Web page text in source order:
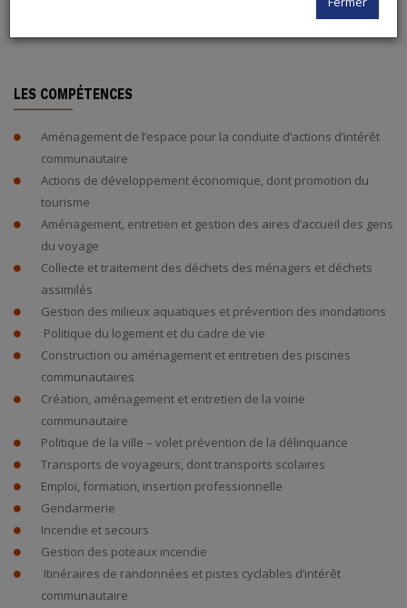
LES COMPÉTENCES
Aménagement de l’espace pour la conduite d’actions d’intérêt
communautaire
Actions de développement économique, dont promotion du
tourisme
Aménagement, entretien et gestion des aires d’accueil des gens
du voyage
Collecte et traitement des déchets des ménagers et déchets
assimilés
Gestion des milieux aquatiques et prévention des inondations
Politique du logement et du cadre de vie
Construction ou aménagement et entretien des piscines
communautaires
Création, aménagement et entretien de la voirie
communautaire
Politique de la ville – volet prévention de la délinquance
Transports de voyageurs, dont transports scolaires
Emploi, formation, insertion professionnelle
Gendarmerie
Incendie et secours
Gestion des poteaux incendie
Itinéraires de randonnées et pistes cyclables d’intérêt
communautaire